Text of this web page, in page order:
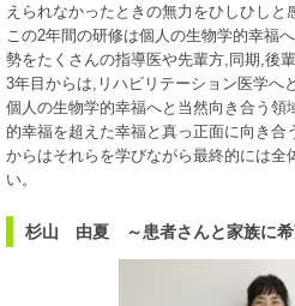
えられなかったときの無力をひしひしと
この2年間の研修は個人の生物学的幸福
勢をたくさんの指導医や先輩方,同期,後
3年目からは,リハビリテーション医学へ
個人の生物学的幸福へと当然向き合う領
的幸福を超えた幸福と真っ正面に向き合
からはそれらを学びながら最終的には全
い。
杉山 由夏 ～患者さんと家族に希